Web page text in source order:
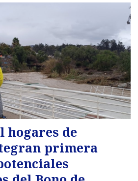
hogares de
primera